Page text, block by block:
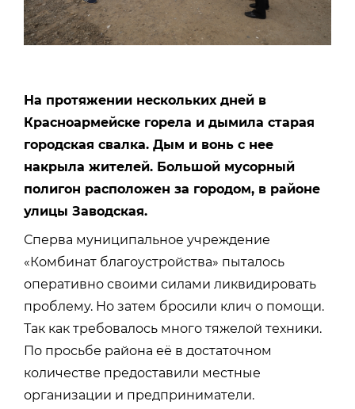
На протяжении нескольких дней в
Красноармейске горела и дымила старая
городская свалка. Дым и вонь с нее
накрыла жителей. Большой мусорный
полигон расположен за городом, в районе
улицы Заводская.
Сперва муниципальное учреждение
«Комбинат благоустройства» пыталось
оперативно своими силами ликвидировать
проблему. Но затем бросили клич о помощи.
Так как требовалось много тяжелой техники.
По просьбе района её в достаточном
количестве предоставили местные
организации и предприниматели.